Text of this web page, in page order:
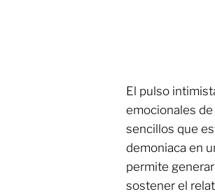
El pulso
emocionales
sencillos que
demoniaca en
permite
sostener el